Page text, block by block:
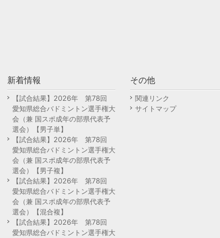
新着情報
【試合結果】2026年 第78回
愛知県総合バドミントン選手権大
会（兼 国スポ成年の部県代表予
選会）【男子単】
【試合結果】2026年 第78回
愛知県総合バドミントン選手権大
会（兼 国スポ成年の部県代表予
選会）【男子複】
【試合結果】2026年 第78回
愛知県総合バドミントン選手権大
会（兼 国スポ成年の部県代表予
選会）【混合複】
【試合結果】2026年 第78回
愛知県総合バドミントン選手権大
その他
関連リンク
サイトマップ